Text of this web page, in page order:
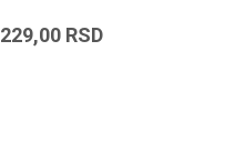
229,00 RSD